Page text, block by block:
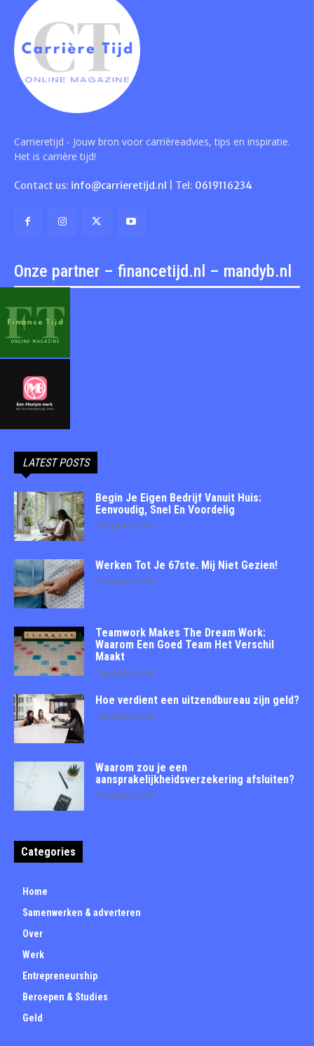
Carrieretijd - Jouw bron voor carrièreadvies, tips en inspiratie.
Het is carrière tijd!
Contact us: info@carrieretijd.nl | Tel: 0619116234
Onze partner – financetijd.nl – mandyb.nl
LATEST POSTS
Begin Je Eigen Bedrijf Vanuit Huis:
Eenvoudig, Snel En Voordelig
7 augustus 2026
Werken Tot Je 67ste. Mij Niet Gezien!
7 augustus 2026
Teamwork Makes The Dream Work:
Waarom Een Goed Team Het Verschil
Maakt
7 augustus 2026
Hoe verdient een uitzendbureau zijn geld?
7 augustus 2026
Waarom zou je een
aansprakelijkheidsverzekering afsluiten?
7 augustus 2026
Categories
Home
Samenwerken & adverteren
Over
Werk
Entrepreneurship
Beroepen & Studies
Geld